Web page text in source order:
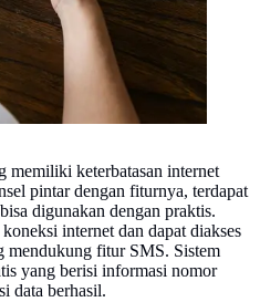
memiliki keterbatasan internet
pintar dengan fiturnya, terdapat
digunakan dengan praktis.
internet dan dapat diakses
mendukung fitur SMS. Sistem
yang berisi informasi nomor
data berhasil.